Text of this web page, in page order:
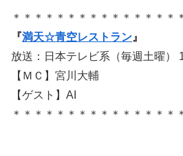
＊＊＊＊＊＊＊＊＊＊＊＊＊＊＊
『満天☆青空レストラン 』
放送：日本テレビ系（毎週土曜）
【ＭＣ】宮川大輔
【ゲスト】AI
＊＊＊＊＊＊＊＊＊＊＊＊＊＊＊